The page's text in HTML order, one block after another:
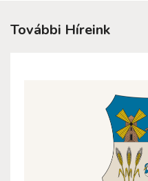
További Híreink